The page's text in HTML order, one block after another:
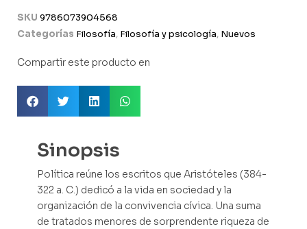
SKU 9786073904568
Categorías Filosofía, Filosofía y psicología, Nuevos
Compartir este producto en
Sinopsis
Política reúne los escritos que Aristóteles (384-
322 a. C.) dedicó a la vida en sociedad y la
organización de la convivencia cívica. Una suma
de tratados menores de sorprendente riqueza de